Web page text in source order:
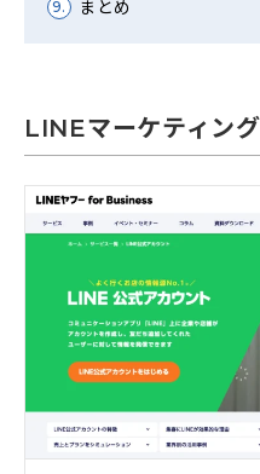
9. まとめ
LINEマーケティン